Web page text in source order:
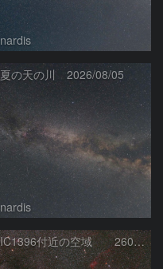
nardis
夏の天の川 2026/08/05
nardis
IC1396付近の空域 260720